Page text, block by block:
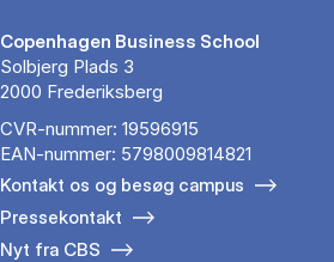
Copenhagen Business School
Solbjerg Plads 3
2000 Frederiksberg
CVR-nummer: 19596915
EAN-nummer: 5798009814821
Kontakt os og besøg campus
Pressekontakt
Nyt fra CBS